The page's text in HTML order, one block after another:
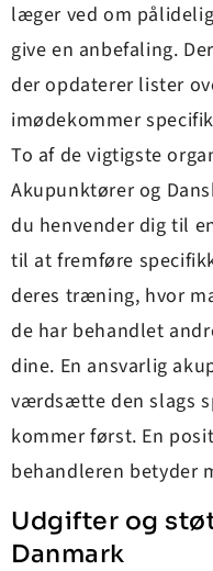
læger ved om
give en anbefaling.
der opdaterer lister
imødekommer
To af de vigtigste
Akupunktører og
du henvender dig til
til at fremføre
deres træning, hvor
de har behandlet
dine. En ansvarlig
værdsætte den slags
kommer først. En
behandleren betyder
Udgifter og
Danmark